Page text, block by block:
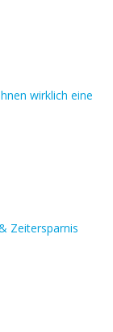
wirklich eine
Zeitersparnis